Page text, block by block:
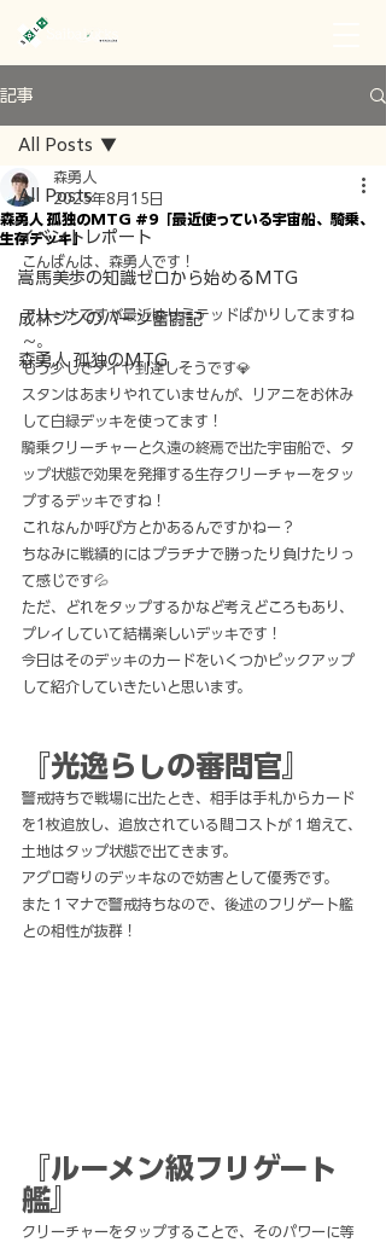
記事
All Posts
イベントレポート
嵩馬美歩の知識ゼロから始めるMTG
成林ジンのバーン奮闘記
森勇人 孤独のMTG
All Posts
森勇人 孤独のMTG #9「最近使っている宇宙船、騎乗、
生存デッキ」
森勇人
2025年8月15日
こんばんは、森勇人です！
アリーナですが最近はリミテッドばかりしてますね
～。
もう少しでダイヤ到達しそうです💎
スタンはあまりやれていませんが、リアニをお休み
して白緑デッキを使ってます！
騎乗クリーチャーと久遠の終焉で出た宇宙船で、タ
ップ状態で効果を発揮する生存クリーチャーをタッ
プするデッキですね！
これなんか呼び方とかあるんですかねー？
ちなみに戦績的にはプラチナで勝ったり負けたりっ
て感じです💦
ただ、どれをタップするかなど考えどころもあり、
プレイしていて結構楽しいデッキです！
今日はそのデッキのカードをいくつかピックアップ
して紹介していきたいと思います。
『光逸らしの審問官』
警戒持ちで戦場に出たとき、相手は手札からカード
を1枚追放し、追放されている間コストが１増えて、
土地はタップ状態で出てきます。
アグロ寄りのデッキなので妨害として優秀です。
また１マナで警戒持ちなので、後述のフリゲート艦
との相性が抜群！
『ルーメン級フリゲート
艦』
クリーチャーをタップすることで、そのパワーに等